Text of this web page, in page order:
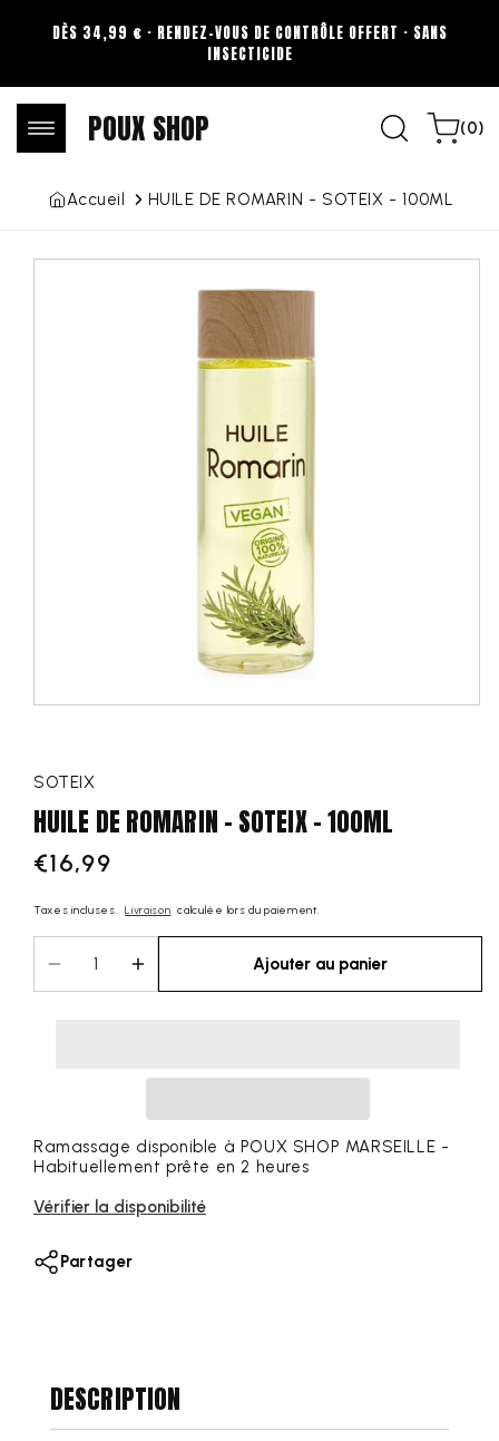
Aller au
contenu
DÈS 34,99 € · RENDEZ-VOUS DE CONTRÔLE OFFERT · SANS
INSECTICIDE
POUX SHOP Panier
(0)
0
article
Accueil HUILE DE ROMARIN - SOTEIX - 100ML
Aller aux
SOTEIX
HUILE DE ROMARIN - SOTEIX - 100ML
Prix
€16,99
Taxes incluses. Livraison calculée lors du paiement.
Diminuer
la
-
SOTEIX
100ML
Augmenter
la
HUILE
ROMARIN
-
SOTEIX
100ML
Ajouter au panier
Ramassage disponible à POUX SHOP MARSEILLE -
Habituellement prête en 2 heures
Vérifier la disponibilité
Partager
DESCRIPTION